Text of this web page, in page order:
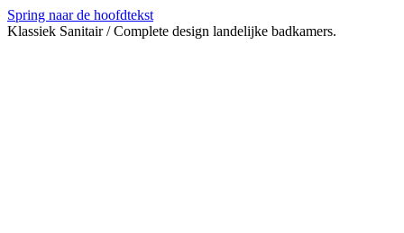
Spring naar de hoofdtekst
Klassiek Sanitair / Complete design landelijke badkamers.